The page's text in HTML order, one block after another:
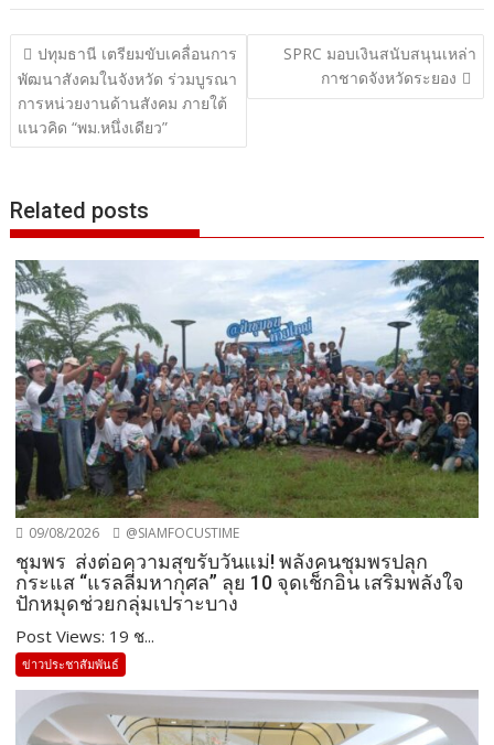
แนะแนว
เรื่อง
ปทุมธานี เตรียมขับเคลื่อนการ
พัฒนาสังคมในจังหวัด ร่วมบูรณา
การหน่วยงานด้านสังคม ภายใต้
แนวคิด “พม.หนึ่งเดียว”
SPRC มอบเงินสนับสนุนเหล่า
กาชาดจังหวัดระยอง
Related posts
09/08/2026 @SIAMFOCUSTIME
ชุมพร ส่งต่อความสุขรับวันแม่! พลังคนชุมพรปลุก
กระแส “แรลลี่มหากุศล” ลุย 10 จุดเช็กอิน เสริมพลังใจ
ปักหมุดช่วยกลุ่มเปราะบาง
Post Views: 19 ช...
ข่าวประชาสัมพันธ์